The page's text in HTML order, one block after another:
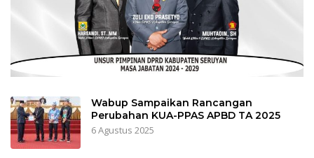
Wabup Sampaikan Rancangan
Perubahan KUA-PPAS APBD TA 2025
6 Agustus 2025